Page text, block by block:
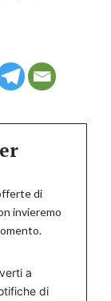
di
invieremo
a
di